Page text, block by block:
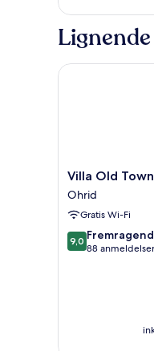
med
eller
enkeltsenge
Villa
Old
Town
Ohrid
Villa Old Town
Ohrid
Gratis Wi-Fi
9.0
ud
9,0
88 anmeldelser
Villa Old Town